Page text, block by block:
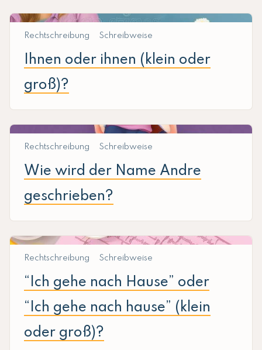
Rechtschreibung Schreibweise
Ihnen oder ihnen (klein oder
groß)?
Rechtschreibung Schreibweise
Wie wird der Name Andre
geschrieben?
Rechtschreibung Schreibweise
“Ich gehe nach Hause” oder
“Ich gehe nach hause” (klein
oder groß)?